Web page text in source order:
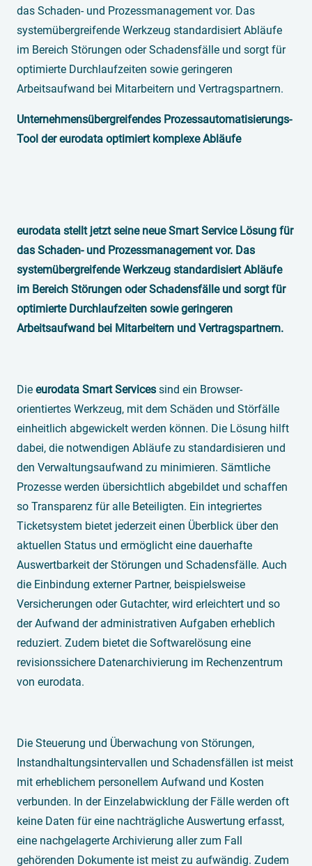
das Schaden- und Prozessmanagement vor. Das
systemübergreifende Werkzeug standardisiert Abläufe
im Bereich Störungen oder Schadensfälle und sorgt für
optimierte Durchlaufzeiten sowie geringeren
Arbeitsaufwand bei Mitarbeitern und Vertragspartnern.
Unternehmensübergreifendes Prozessautomatisierungs-
Tool der eurodata optimiert komplexe Abläufe
eurodata stellt jetzt seine neue Smart Service Lösung für
das Schaden- und Prozessmanagement vor. Das
systemübergreifende Werkzeug standardisiert Abläufe
im Bereich Störungen oder Schadensfälle und sorgt für
optimierte Durchlaufzeiten sowie geringeren
Arbeitsaufwand bei Mitarbeitern und Vertragspartnern.
Die eurodata Smart Services sind ein Browser-
orientiertes Werkzeug, mit dem Schäden und Störfälle
einheitlich abgewickelt werden können. Die Lösung hilft
dabei, die notwendigen Abläufe zu standardisieren und
den Verwaltungsaufwand zu minimieren. Sämtliche
Prozesse werden übersichtlich abgebildet und schaffen
so Transparenz für alle Beteiligten. Ein integriertes
Ticketsystem bietet jederzeit einen Überblick über den
aktuellen Status und ermöglicht eine dauerhafte
Auswertbarkeit der Störungen und Schadensfälle. Auch
die Einbindung externer Partner, beispielsweise
Versicherungen oder Gutachter, wird erleichtert und so
der Aufwand der administrativen Aufgaben erheblich
reduziert. Zudem bietet die Softwarelösung eine
revisionssichere Datenarchivierung im Rechenzentrum
von eurodata.
Die Steuerung und Überwachung von Störungen,
Instandhaltungsintervallen und Schadensfällen ist meist
mit erheblichem personellem Aufwand und Kosten
verbunden. In der Einzelabwicklung der Fälle werden oft
keine Daten für eine nachträgliche Auswertung erfasst,
eine nachgelagerte Archivierung aller zum Fall
gehörenden Dokumente ist meist zu aufwändig. Zudem